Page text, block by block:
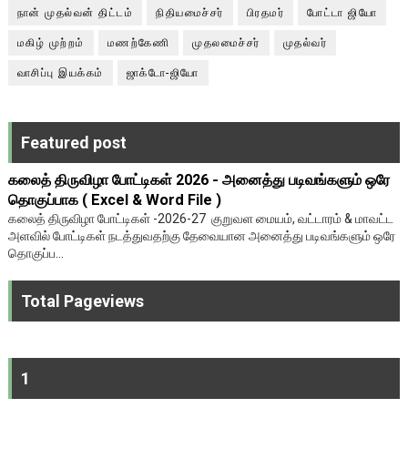
நான் முதல்வன் திட்டம் நிதியமைச்சர் பிரதமர் போட்டா ஜியோ
மகிழ் முற்றம் மணற்கேணி முதலமைச்சர் முதல்வர்
வாசிப்பு இயக்கம் ஜாக்டோ-ஜியோ
Featured post
கலைத் திருவிழா போட்டிகள் 2026 - அனைத்து படிவங்களும் ஒரே
தொகுப்பாக ( Excel & Word File )
கலைத் திருவிழா போட்டிகள் -2026-27 குறுவள மையம், வட்டாரம் & மாவட்ட
அளவில் போட்டிகள் நடத்துவதற்கு தேவையான அனைத்து படிவங்களும் ஒரே
தொகுப்ப...
Total Pageviews
1